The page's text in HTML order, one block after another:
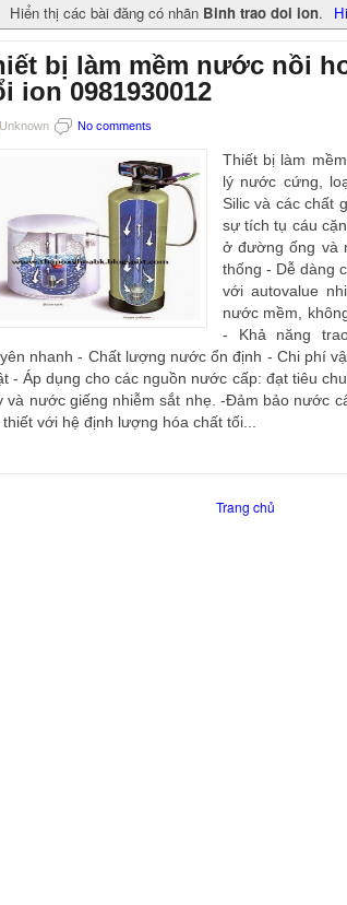
Hiển thị các bài đăng có nhãn Binh trao doi ion.
bị làm mềm nước nồi
ion 0981930012
Unknown No comments
Thiết bị làm
lý nước cứng,
Silic và các chất
sự tích tụ cáu
ở đường ống và
thống - Dễ dàng
với autovalue
nước mềm,
- Khả năng
nhanh - Chất lượng nước ổn định - Chi phí
- Áp dụng cho các nguồn nước cấp: đạt tiêu
và nước giếng nhiễm sắt nhẹ. -Đảm bảo nước
với hệ định lượng hóa chất tối...
Trang chủ